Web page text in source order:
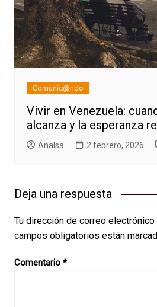
Comunic@ndo
Vivir en Venezuela:
alcanza y la esperanza
AnaIsa 2 febrero, 2026
Deja una respuesta
Tu dirección de correo electrónico
campos obligatorios están
Comentario *